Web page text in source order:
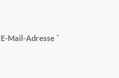
E-Mail-Adresse *